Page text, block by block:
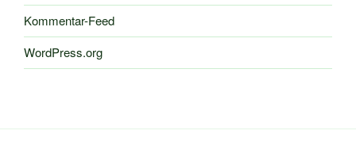
Kommentar-Feed
WordPress.org